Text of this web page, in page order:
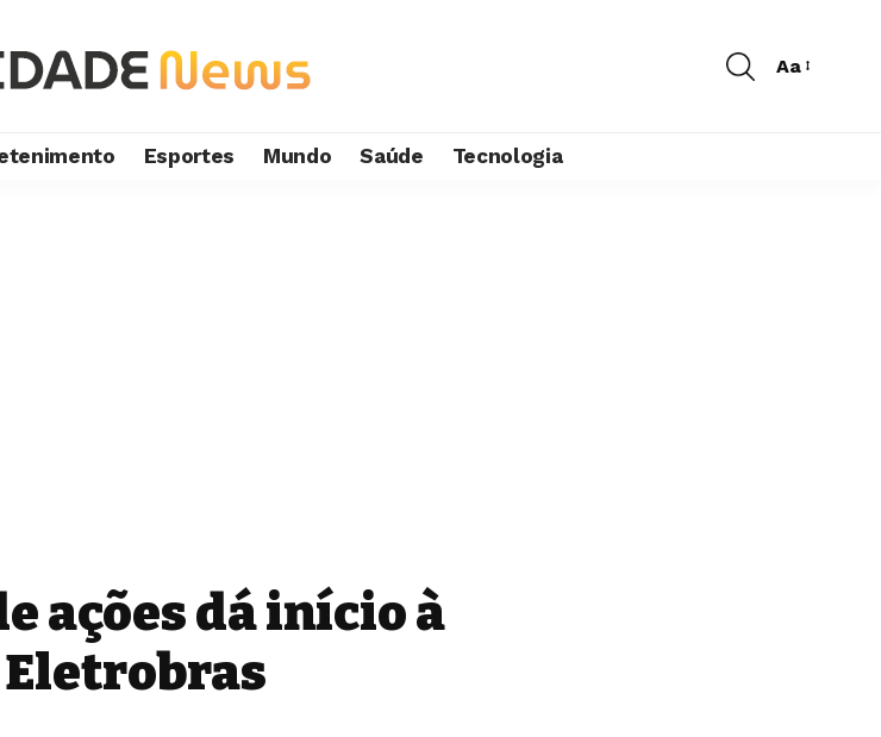
Aa
Esportes Mundo Saúde Tecnologia
ações dá início à